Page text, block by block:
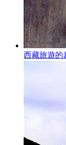
西藏旅遊的